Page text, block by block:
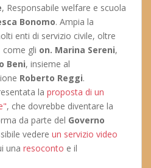
, Responsabile welfare e scuola
Bonomo. Ampia la
enti di servizio civile, oltre
come gli on. Marina Sereni,
Beni, insieme al
Roberto Reggi.
la proposta di un
, che dovrebbe diventare la
da parte del Governo
vedere un servizio video
una resoconto e il